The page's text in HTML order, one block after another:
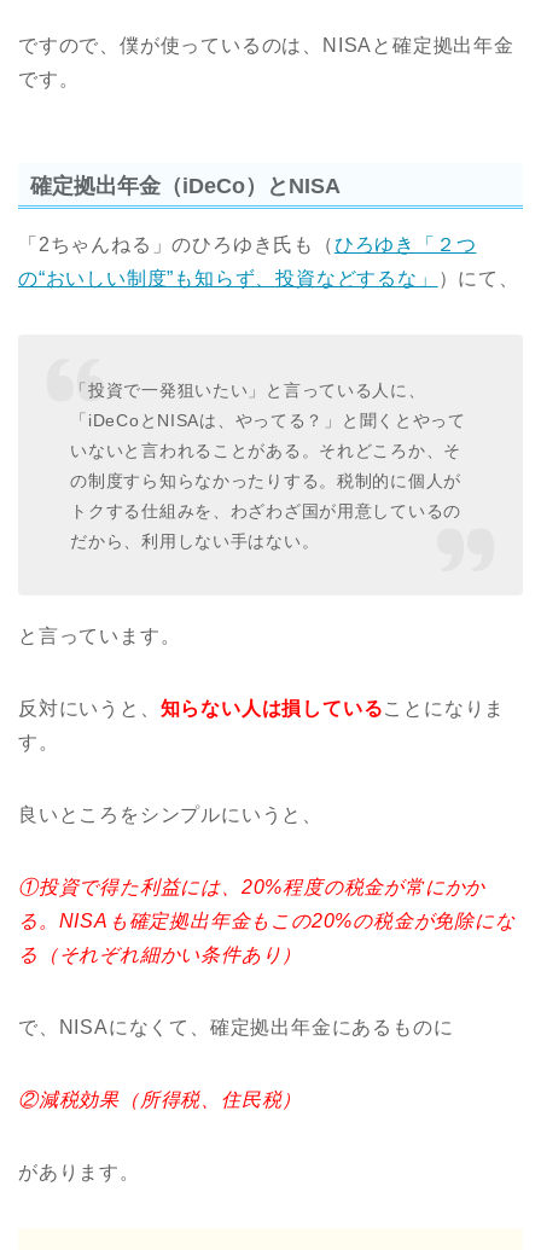
ですので、僕が使っているのは、NISAと確定拠出年金
です。
確定拠出年金（iDeCo）とNISA
「2ちゃんねる」のひろゆき氏も（ひろゆき「２つ
の“おいしい制度”も知らず、投資などするな」
）にて、
「投資で一発狙いたい」と言っている人に、
「iDeCoとNISAは、やってる？」と聞くとやって
いないと言われることがある。それどころか、そ
の制度すら知らなかったりする。税制的に個人が
トクする仕組みを、わざわざ国が用意しているの
だから、利用しない手はない。
と言っています。
反対にいうと、 知らない人は損していることになりま
す。
良いところをシンプルにいうと、
①投資で得た利益には、20%程度の税金が常にかか
る。NISAも確定拠出年金もこの20%の税金が免除にな
る（それぞれ細かい条件あり）
で、NISAになくて、確定拠出年金にあるものに
②減税効果（所得税、住民税）
があります。